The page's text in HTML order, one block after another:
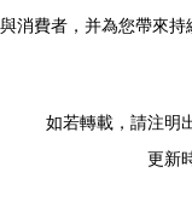
與消費者，并為您帶來持
如若轉載，請注明
更新